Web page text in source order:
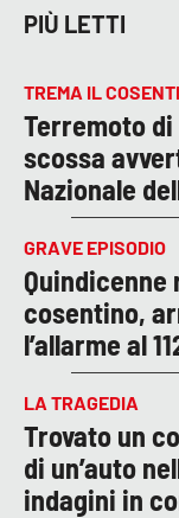
PIÙ LETTI
TREMA IL
Terremoto di
scossa
Nazionale
GRAVE EPISODIO
Quindicenne
cosentino,
l’allarme al
LA TRAGEDIA
Trovato un
di un’auto
indagini in